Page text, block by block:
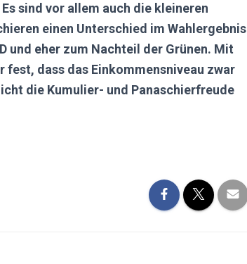
sind vor allem auch die kleineren
einen Unterschied im Wahlergebnis
und eher zum Nachteil der Grünen. Mit
dass das Einkommensniveau zwar
die Kumulier- und Panaschierfreude